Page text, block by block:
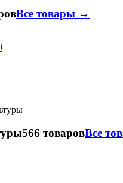
Все товары →
566 товаровВсе